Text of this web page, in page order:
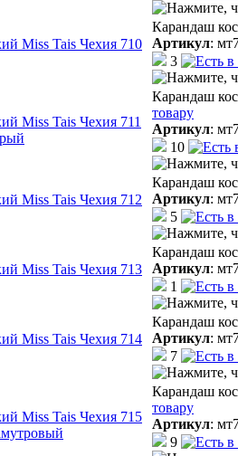
Карандаш
Артикул:
3
Карандаш
товару
Артикул:
10
Карандаш
Артикул:
5
Карандаш
Артикул:
1
Карандаш
Артикул:
7
Карандаш
товару
Артикул:
9